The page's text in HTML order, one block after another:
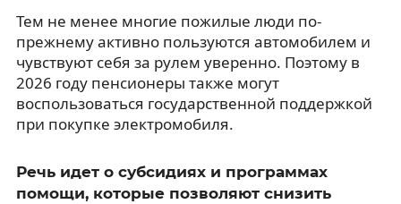
Тем не менее многие пожилые люди по-
прежнему активно пользуются автомобилем и
чувствуют себя за рулем уверенно. Поэтому в
2026 году пенсионеры также могут
воспользоваться государственной поддержкой
при покупке электромобиля.
Речь идет о субсидиях и программах
помощи, которые позволяют снизить